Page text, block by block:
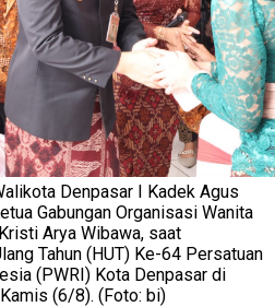
Denpasar I Kadek Agus
Gabungan Organisasi Wanita
Arya Wibawa, saat
Tahun (HUT) Ke-64 Persatuan
(PWRI) Kota Denpasar di
(6/8). (Foto: bi)